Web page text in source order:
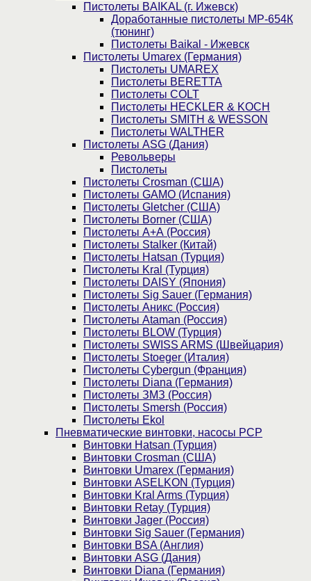
Пистолеты BAIKAL (г. Ижевск)
Доработанные пистолеты МР-654К
(тюнинг)
Пистолеты Baikal - Ижевск
Пистолеты Umarex (Германия)
Пистолеты UMAREX
Пистолеты BERETTA
Пистолеты COLT
Пистолеты HECKLER & KOCH
Пистолеты SMITH & WESSON
Пистолеты WALTHER
Пистолеты ASG (Дания)
Револьверы
Пистолеты
Пистолеты Crosman (США)
Пистолеты GAMO (Испания)
Пистолеты Gletcher (США)
Пистолеты Borner (США)
Пистолеты А+А (Россия)
Пистолеты Stalker (Китай)
Пистолеты Hatsan (Турция)
Пистолеты Kral (Турция)
Пистолеты DAISY (Япония)
Пистолеты Sig Sauer (Германия)
Пистолеты Аникс (Россия)
Пистолеты Ataman (Россия)
Пистолеты BLOW (Турция)
Пистолеты SWISS ARMS (Швейцария)
Пистолеты Stoeger (Италия)
Пистолеты Cybergun (Франция)
Пистолеты Diana (Германия)
Пистолеты ЗМЗ (Россия)
Пистолеты Smersh (Россия)
Пистолеты Ekol
Пневматические винтовки, насосы PCP
Винтовки Hatsan (Турция)
Винтовки Crosman (США)
Винтовки Umarex (Германия)
Винтовки ASELKON (Турция)
Винтовки Kral Arms (Турция)
Винтовки Retay (Турция)
Винтовки Jager (Россия)
Винтовки Sig Sauer (Германия)
Винтовки BSA (Англия)
Винтовки ASG (Дания)
Винтовки Diana (Германия)